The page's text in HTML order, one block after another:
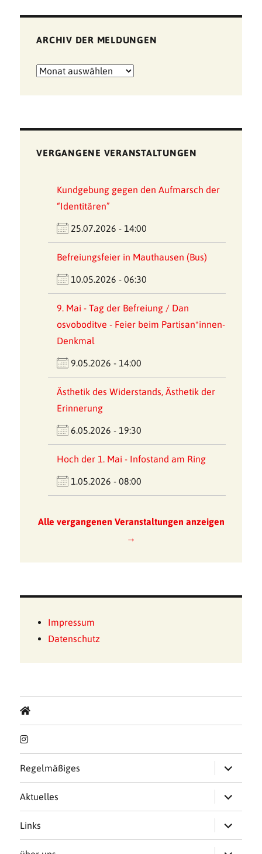
ARCHIV DER MELDUNGEN
Archiv
VERGANGENE VERANSTALTUNGEN
Kundgebung gegen den Aufmarsch der
“Identitären”
25.07.2026 - 14:00
Befreiungsfeier in Mauthausen (Bus)
10.05.2026 - 06:30
9. Mai - Tag der Befreiung / Dan
osvoboditve - Feier beim Partisan*innen-
Denkmal
9.05.2026 - 14:00
Ästhetik des Widerstands, Ästhetik der
Erinnerung
6.05.2026 - 19:30
Hoch der 1. Mai - Infostand am Ring
1.05.2026 - 08:00
Alle vergangenen Veranstaltungen anzeigen
→
Impressum
Datenschutz
Regelmäßiges
öffnen
Aktuelles
öffnen
Links
öffnen